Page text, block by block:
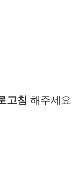
고침 해주세요